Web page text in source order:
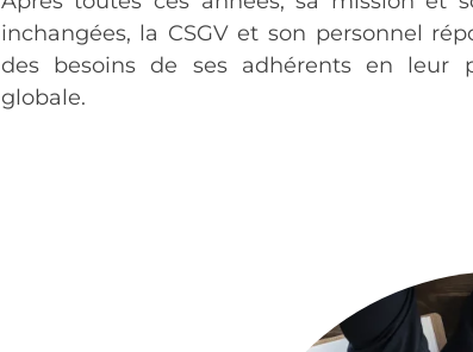
inchangées, la CSGV et son personnel
des besoins de ses adhérents en leur
globale.